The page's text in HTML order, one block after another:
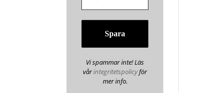
Vi spammar inte! Läs
vårintegritetspolicyför
mer info.